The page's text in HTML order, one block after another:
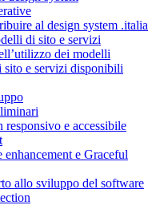
al design system .italia
di sito e servizi
dei modelli
e servizi disponibili
responsivo e accessibile
enhancement e Graceful
allo sviluppo del software